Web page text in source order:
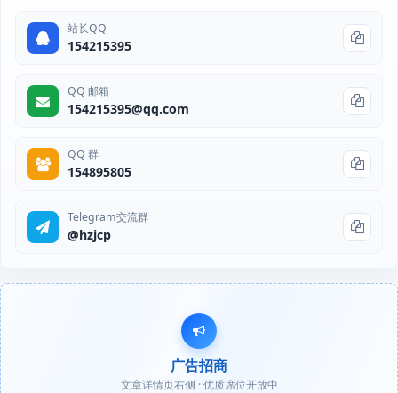
站长QQ
154215395
QQ 邮箱
154215395@qq.com
QQ 群
154895805
Telegram交流群
@hzjcp
广告招商
文章详情页右侧 · 优质席位开放中